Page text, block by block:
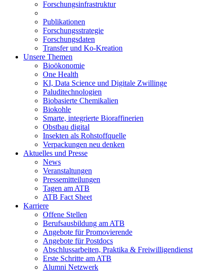
Forschungsinfrastruktur
Publikationen
Forschungsstrategie
Forschungsdaten
Transfer und Ko-Kreation
Unsere Themen
Bioökonomie
One Health
KI, Data Science und Digitale Zwillinge
Paluditechnologien
Biobasierte Chemikalien
Biokohle
Smarte, integrierte Bioraffinerien
Obstbau digital
Insekten als Rohstoffquelle
Verpackungen neu denken
Aktuelles und Presse
News
Veranstaltungen
Pressemitteilungen
Tagen am ATB
ATB Fact Sheet
Karriere
Offene Stellen
Berufsausbildung am ATB
Angebote für Promovierende
Angebote für Postdocs
Abschlussarbeiten, Praktika & Freiwilligendienst
Erste Schritte am ATB
Alumni Netzwerk